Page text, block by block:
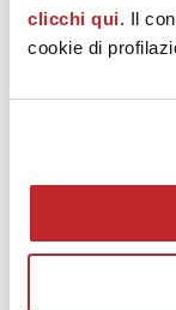
clicchi qui. Il
cookie di